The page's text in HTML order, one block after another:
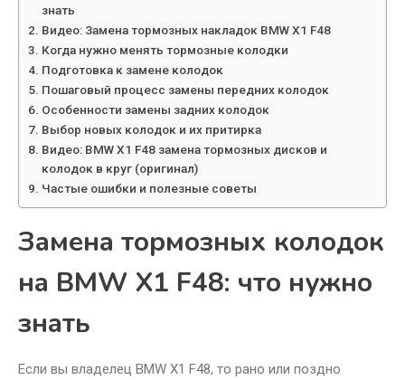
знать
Видео: Замена тормозных накладок BMW X1 F48
Когда нужно менять тормозные колодки
Подготовка к замене колодок
Пошаговый процесс замены передних колодок
Особенности замены задних колодок
Выбор новых колодок и их притирка
Видео: BMW X1 F48 замена тормозных дисков и
колодок в круг (оригинал)
Частые ошибки и полезные советы
Замена тормозных колодок
на BMW X1 F48: что нужно
знать
Если вы владелец BMW X1 F48, то рано или поздно